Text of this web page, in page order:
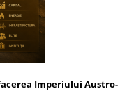
Imperiului Austro-